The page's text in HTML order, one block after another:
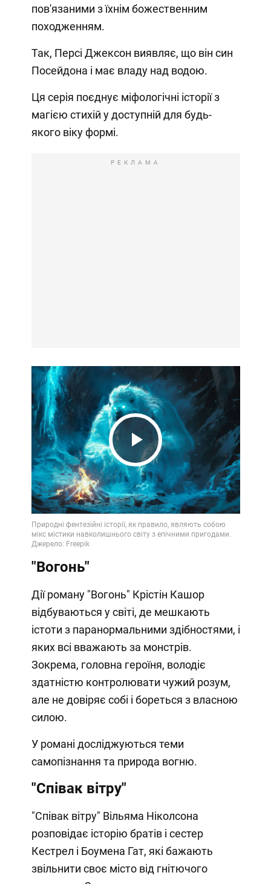
пов'язаними з їхнім божественним
походженням.
Так, Персі Джексон виявляє, що він син
Посейдона і має владу над водою.
Ця серія поєднує міфологічні історії з
магією стихій у доступній для будь-
якого віку формі.
РЕКЛАМА
Play
Video
"Вогонь"
Дії роману "Вогонь" Крістін Кашор
відбуваються у світі, де мешкають
істоти з паранормальними здібностями, і
яких всі вважають за монстрів.
Зокрема, головна героїня, володіє
здатністю контролювати чужий розум,
але не довіряє собі і бореться з власною
силою.
У романі досліджуються теми
самопізнання та природа вогню.
"Співак вітру"
"Співак вітру" Вільяма Ніколсона
розповідає історію братів і сестер
Кестрел і Боумена Гат, які бажають
звільнити своє місто від гнітючого